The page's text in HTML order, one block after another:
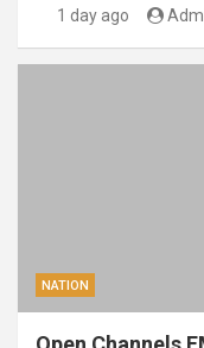
1 day ago
NATION